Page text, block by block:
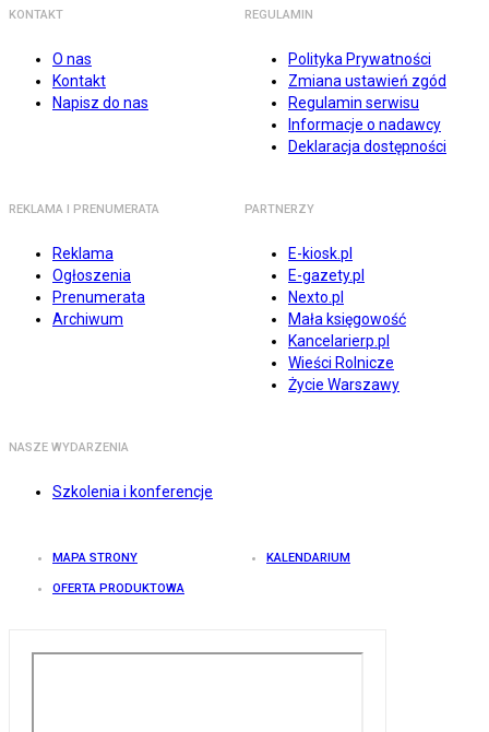
KONTAKT
O nas
Kontakt
Napisz do nas
REGULAMIN
Polityka Prywatności
Zmiana ustawień zgód
Regulamin serwisu
Informacje o nadawcy
Deklaracja dostępności
REKLAMA I PRENUMERATA
Reklama
Ogłoszenia
Prenumerata
Archiwum
PARTNERZY
E-kiosk.pl
E-gazety.pl
Nexto.pl
Mała księgowość
Kancelarierp.pl
Wieści Rolnicze
Życie Warszawy
NASZE WYDARZENIA
Szkolenia i konferencje
MAPA STRONY KALENDARIUM
OFERTA PRODUKTOWA